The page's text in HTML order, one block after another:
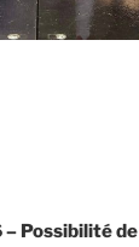
Possibilité